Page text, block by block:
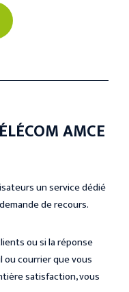
AMCE
un service dédié
de recours.
ou si la réponse
courrier que vous
satisfaction, vous